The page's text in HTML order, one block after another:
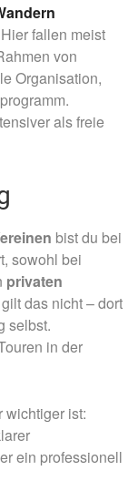
fallen meist
von
Organisation,
als freie
bist du bei
sowohl bei
privaten
das nicht – dort
selbst.
in der
wichtiger ist:
ein professionell